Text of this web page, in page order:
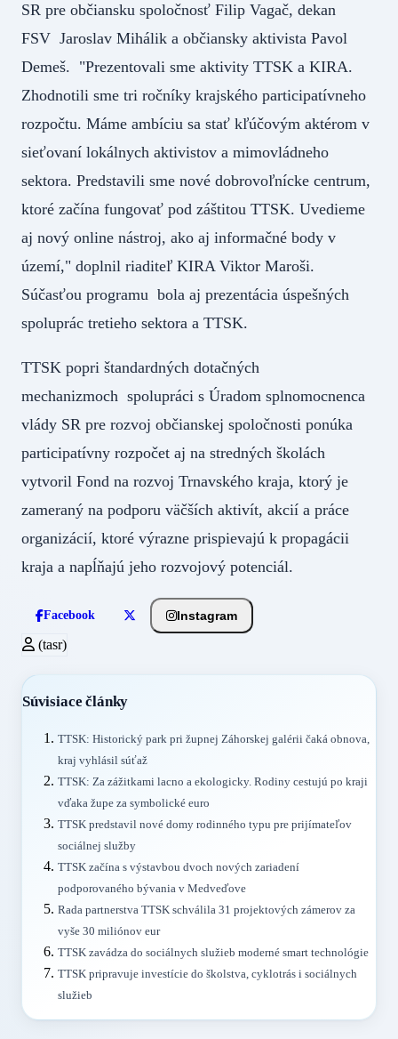
SR pre občiansku spoločnosť Filip Vagač, dekan
FSV Jaroslav Mihálik a občiansky aktivista Pavol
Demeš. "Prezentovali sme aktivity TTSK a KIRA.
Zhodnotili sme tri ročníky krajského participatívneho
rozpočtu. Máme ambíciu sa stať kľúčovým aktérom v
sieťovaní lokálnych aktivistov a mimovládneho
sektora. Predstavili sme nové dobrovoľnícke centrum,
ktoré začína fungovať pod záštitou TTSK. Uvedieme
aj nový online nástroj, ako aj informačné body v
území," doplnil riaditeľ KIRA Viktor Maroši.
Súčasťou programu bola aj prezentácia úspešných
spoluprác tretieho sektora a TTSK.
TTSK popri štandardných dotačných
mechanizmoch spolupráci s Úradom splnomocnenca
vlády SR pre rozvoj občianskej spoločnosti ponúka
participatívny rozpočet aj na stredných školách
vytvoril Fond na rozvoj Trnavského kraja, ktorý je
zameraný na podporu väčších aktivít, akcií a práce
organizácií, ktoré výrazne prispievajú k propagácii
kraja a napĺňajú jeho rozvojový potenciál.
Facebook Instagram
(tasr)
Súvisiace články
TTSK: Historický park pri župnej Záhorskej galérii čaká obnova,
kraj vyhlásil súťaž
TTSK: Za zážitkami lacno a ekologicky. Rodiny cestujú po kraji
vďaka župe za symbolické euro
TTSK predstavil nové domy rodinného typu pre prijímateľov
sociálnej služby
TTSK začína s výstavbou dvoch nových zariadení
podporovaného bývania v Medveďove
Rada partnerstva TTSK schválila 31 projektových zámerov za
vyše 30 miliónov eur
TTSK zavádza do sociálnych služieb moderné smart technológie
TTSK pripravuje investície do školstva, cyklotrás i sociálnych
služieb